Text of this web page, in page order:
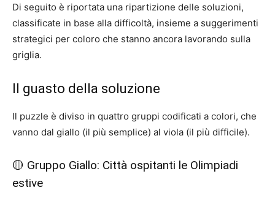
Di seguito è riportata una ripartizione delle soluzioni,
classificate in base alla difficoltà, insieme a suggerimenti
strategici per coloro che stanno ancora lavorando sulla
griglia.
Il guasto della soluzione
Il puzzle è diviso in quattro gruppi codificati a colori, che
vanno dal giallo (il più semplice) al viola (il più difficile).
🟡 Gruppo Giallo: Città ospitanti le Olimpiadi
estive